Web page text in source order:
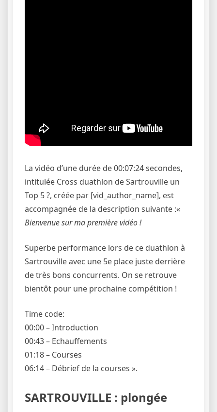
La vidéo d’une durée de 00:07:24 secondes,
intitulée Cross duathlon de Sartrouville un
Top 5 ?, créée par [vid_author_name], est
accompagnée de la description suivante :«
Bienvenue sur ma première vidéo !
Superbe performance lors de ce duathlon à
Sartrouville avec une 5e place juste derrière
de très bons concurrents. On se retrouve
bientôt pour une prochaine compétition !
Time code:
00:00 – Introduction
00:43 – Echauffements
01:18 – Courses
06:14 – Débrief de la courses ».
SARTROUVILLE : plongée